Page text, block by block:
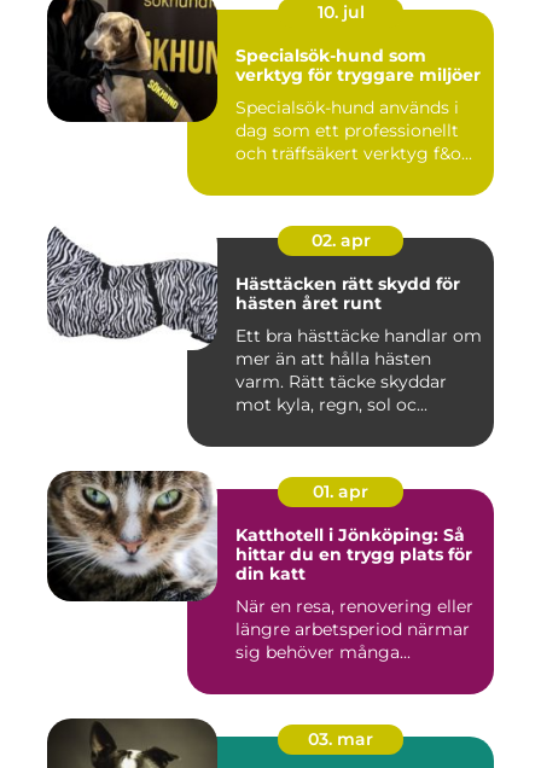
10. jul
Specialsök-hund som
verktyg för tryggare miljöer
Specialsök-hund används i
dag som ett professionellt
och träffsäkert verktyg f&o...
02. apr
Hästtäcken rätt skydd för
hästen året runt
Ett bra hästtäcke handlar om
mer än att hålla hästen
varm. Rätt täcke skyddar
mot kyla, regn, sol oc...
01. apr
Katthotell i Jönköping: Så
hittar du en trygg plats för
din katt
När en resa, renovering eller
längre arbetsperiod närmar
sig behöver många...
03. mar